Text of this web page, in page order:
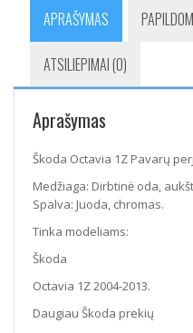
bėgių)APRAŠYMAS
ATSILIEPIMAI (0)
Aprašymas
Škoda Octavia 1Z Pavarų
Medžiaga: Dirbtinė oda,
Spalva: Juoda, chromas.
Tinka modeliams:
Škoda
Octavia 1Z 2004-2013.
Daugiau Škoda prekių